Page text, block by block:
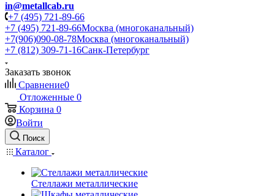
in@metallcab.ru
+7 (495) 721-89-66
+7 (495) 721-89-66Москва (многоканальный)
+7(906)090-08-78Москва (многоканальный)
+7 (812) 309-71-16Санк-Петербург
Заказать звонок
Сравнение0
Отложенные 0
Корзина 0
Войти
Поиск
Каталог
Стеллажи металлические